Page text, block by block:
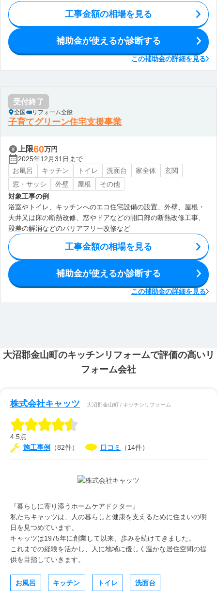
工事金額の相場を見る
補助金が使えるか診断する
この補助金の詳細を見る
受付終了
全国 リフォーム全般
子育てグリーン住宅支援事業
上限60万円
2025年12月31日まで
お風呂
キッチン トイレ 洗面台 家全体
玄関
窓・サッシ
外壁 屋根
その他
対象工事の例
浴室やトイレ、キッチンへのエコ住宅設備の設置、外壁、屋根・
天井又は床の断熱改修、窓やドアなどの開口部の断熱改修工事、
段差の解消などのバリアフリー改修など
工事金額の相場を見る
補助金が使えるか診断する
この補助金の詳細を見る
大沼郡金山町のキッチンリフォームで評価の高いリ
フォーム会社
株式会社キャッツ 大沼郡金山町 / キッチンリフォーム
4.5点
施工事例
（82件） 口コミ （14件）
『暮らしに寄り添うホームケアドクター』
私たちキャッツは、人の暮らしと健康を支えるために住まいの明
日を見つめています。
キャッツは1975年に創業して以来、歩みを続けてきました。
これまでの経験を活かし、人に地域に優しく温かな居住空間の提
供を目指していきます。
お風呂 キッチン トイレ 洗面台